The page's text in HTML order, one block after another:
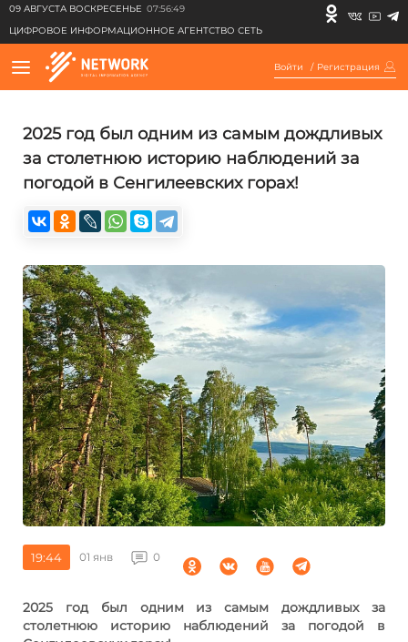
09 АВГУСТА ВОСКРЕСЕНЬЕ 07:56:49
ЦИФРОВОЕ ИНФОРМАЦИОННОЕ АГЕНТСТВО СЕТЬ
Войти / Регистрация
2025 год был одним из самым дождливых
за столетнюю историю наблюдений за
погодой в Сенгилеевских горах!
19:44 01 янв 0
2025 год был одним из самым дождливых за
столетнюю историю наблюдений за погодой в